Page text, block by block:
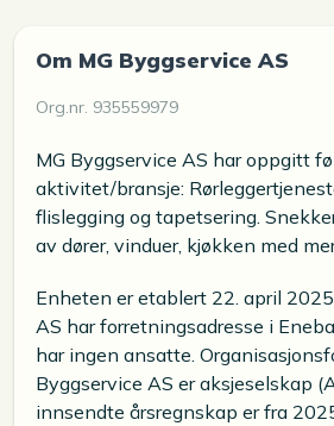
Om MG Byggservice AS
Org.nr. 935559979
MG Byggservice AS har oppgitt
aktivitet/bransje:
flislegging og tapetsering.
av dører, vinduer, kjøkken med
Enheten er etablert 22. april
AS har forretningsadresse i
har ingen ansatte.
Byggservice AS er aksjeselskap
innsendte årsregnskap er fra